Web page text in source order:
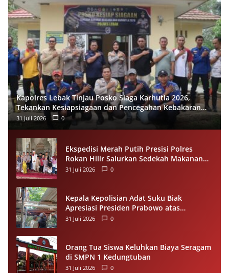
Kapolres Lebak Tinjau Posko Siaga Karhutla 2026,
Tekankan Kesiapsiagaan dan Pencegahan Kebakaran
Hutan
31 Juli 2026 0
Ekspedisi Merah Putih Presisi Polres
Rokan Hilir Salurkan Sedekah Makanan
untuk Anak Yatim di Panipahan
31 Juli 2026 0
Kepala Kepolisian Adat Suku Biak
Apresiasi Presiden Prabowo atas
Renovasi Rumah Singgah Pasar Boswesen
31 Juli 2026 0
Orang Tua Siswa Keluhkan Biaya Seragam
di SMPN 1 Kedungtuban
31 Juli 2026 0